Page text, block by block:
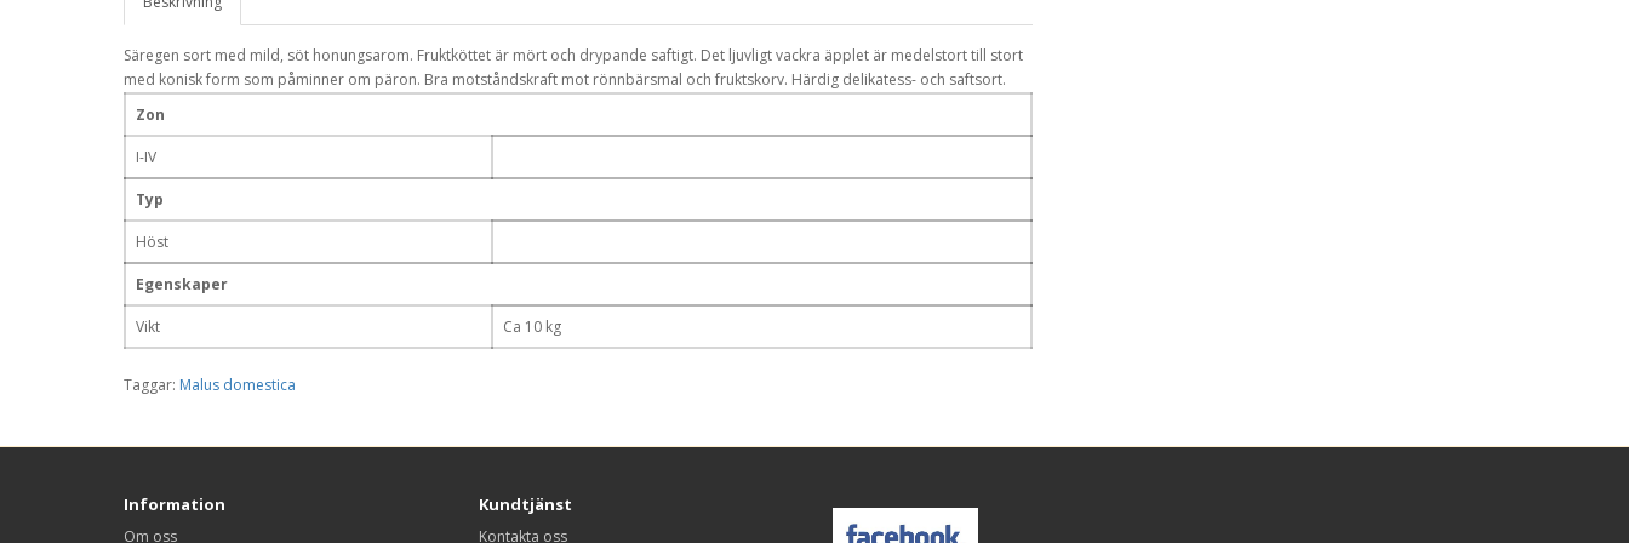
Säregen sort med mild, söt honungsarom. Fruktköttet är mört och drypande saftigt. Det ljuvligt vackra äpplet är medelstort till stort
med konisk form som påminner om päron. Bra motståndskraft mot rönnbärsmal och fruktskorv. Härdig delikatess- och saftsort.
Zon
I-IV
Typ
Höst
Egenskaper
Vikt Ca 10 kg
Taggar: Malus domestica
Information
Om oss
Kundtjänst
Kontakta oss